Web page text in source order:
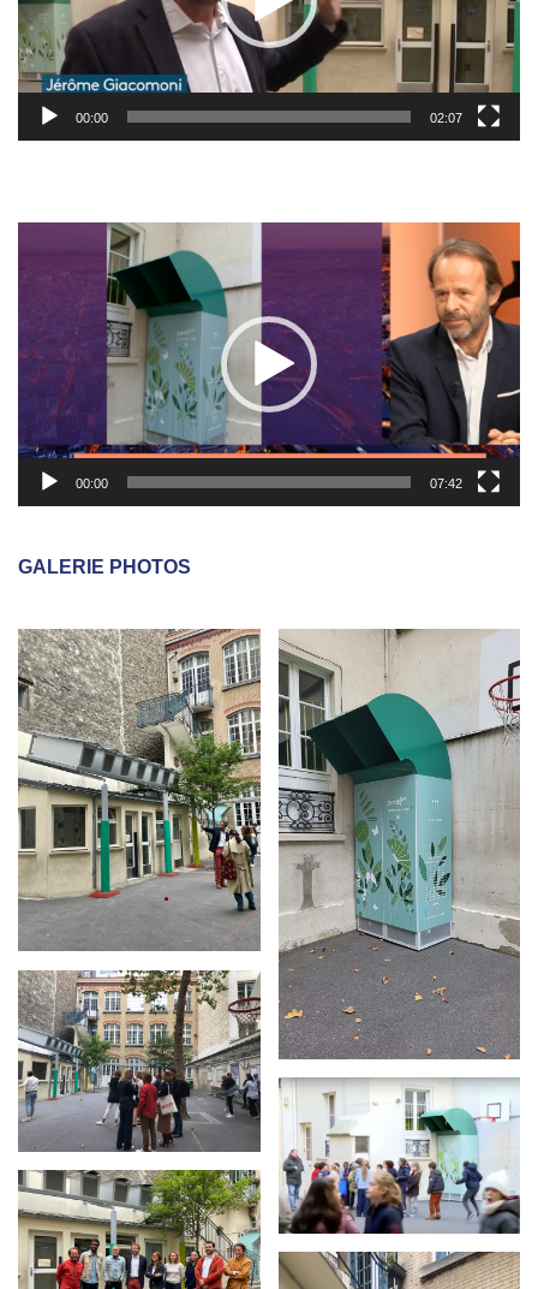
00:00 02:07
vidéo
00:00 07:42
GALERIE PHOTOS